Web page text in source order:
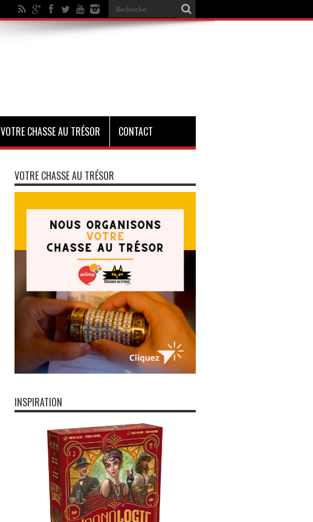
VOTRE CHASSE AU TRÉSOR CONTACT
VOTRE CHASSE AU TRÉSOR
INSPIRATION